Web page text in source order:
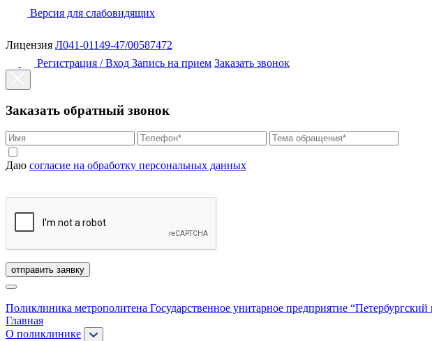
Версия для слабовидящих
Лицензия Л041-01149-47/00587472
Регистрация / Вход Запись на прием Заказать звонок
Заказать обратный звонок
Даю согласие на обработку персональных данных
отправить заявку
Поликлиника метрополитена Государственное унитарное предприятие
Главная
О поликлинике